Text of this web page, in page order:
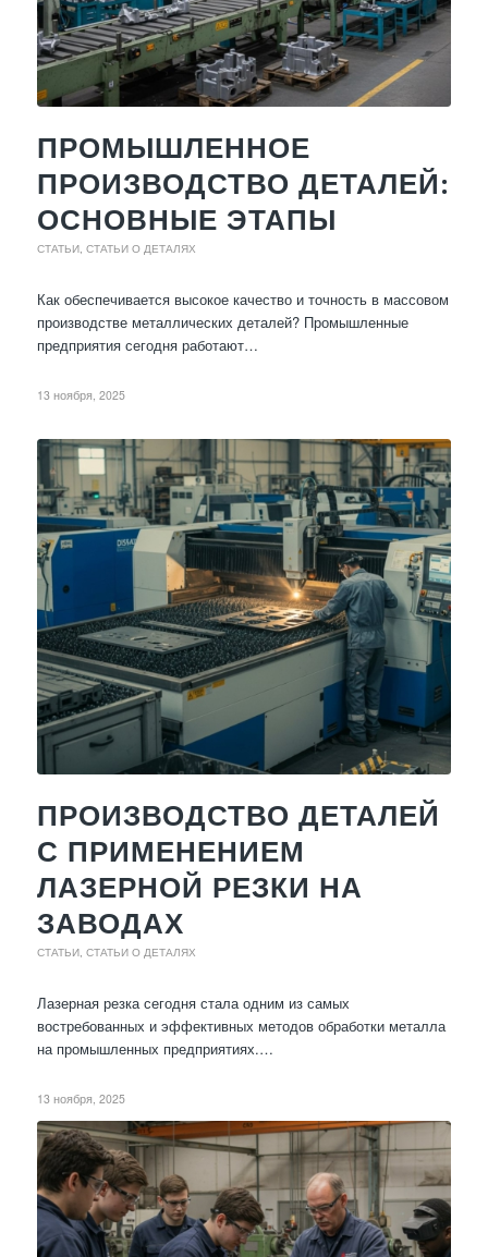
ПРОМЫШЛЕННОЕ
ПРОИЗВОДСТВО ДЕТАЛЕЙ:
ОСНОВНЫЕ ЭТАПЫ
СТАТЬИ, СТАТЬИ О ДЕТАЛЯХ
Как обеспечивается высокое качество и точность в массовом
производстве металлических деталей? Промышленные
предприятия сегодня работают…
13 ноября, 2025
ПРОИЗВОДСТВО ДЕТАЛЕЙ
С ПРИМЕНЕНИЕМ
ЛАЗЕРНОЙ РЕЗКИ НА
ЗАВОДАХ
СТАТЬИ, СТАТЬИ О ДЕТАЛЯХ
Лазерная резка сегодня стала одним из самых
востребованных и эффективных методов обработки металла
на промышленных предприятиях.…
13 ноября, 2025